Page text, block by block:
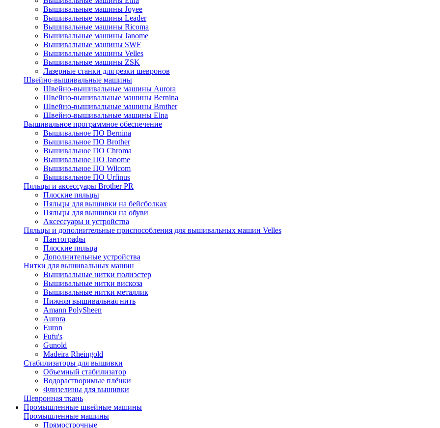
Вышивальные машины Joyee
Вышивальные машины Leader
Вышивальные машины Ricoma
Вышивальные машины Janome
Вышивальные машины SWF
Вышивальные машины Velles
Вышивальные машины ZSK
Лазерные станки для резки шевронов
Швейно-вышивальные машины
Швейно-вышивальные машины Aurora
Швейно-вышивальные машины Bernina
Швейно-вышивальные машины Brother
Швейно-вышивальные машины Elna
Вышивальное программное обеспечение
Вышивальное ПО Bernina
Вышивальное ПО Brother
Вышивальное ПО Chroma
Вышивальное ПО Janome
Вышивальное ПО Wilcom
Вышивальное ПО Urfinus
Пяльцы и аксессуары Brother PR
Плоские пяльцы
Пяльцы для вышивки на бейсболках
Пяльцы для вышивки на обуви
Аксессуары и устройства
Пяльцы и дополнительные приспособления для вышивальных машин Velles
Пантографы
Плоские пяльца
Дополнительные устройства
Нитки для вышивальных машин
Вышивальные нитки полиэстер
Вышивальные нитки вискоза
Вышивальные нитки металлик
Нижняя вышивальная нить
Amann PolySheen
Aurora
Euron
Fufu's
Gunold
Madeira Rheingold
Стабилизаторы для вышивки
Объемный стабилизатор
Водорастворимые плёнки
Флизелины для вышивки
Шевронная ткань
Промышленные швейные машины
Промышленные машины
Прямострочные